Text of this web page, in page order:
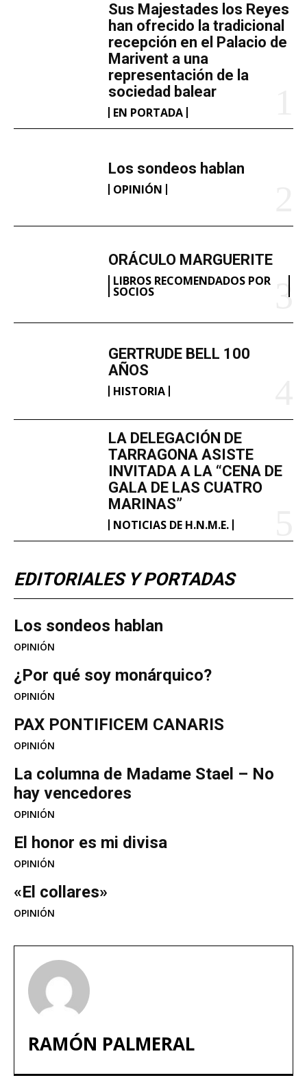
​Sus Majestades los Reyes
han ofrecido la tradicional
recepción en el Palacio de
Marivent​ a una
representación de la
sociedad balear
EN PORTADA
Los sondeos hablan
OPINIÓN
ORÁCULO MARGUERITE
LIBROS RECOMENDADOS POR
SOCIOS
GERTRUDE BELL 100
AÑOS
HISTORIA
LA DELEGACIÓN DE
TARRAGONA ASISTE
INVITADA A LA “CENA DE
GALA DE LAS CUATRO
MARINAS”
NOTICIAS DE H.N.M.E.
EDITORIALES Y PORTADAS
Los sondeos hablan
OPINIÓN
¿Por qué soy monárquico?
OPINIÓN
PAX PONTIFICEM CANARIS
OPINIÓN
La columna de Madame Stael – No
hay vencedores
OPINIÓN
El honor es mi divisa
OPINIÓN
«El collares»
OPINIÓN
RAMÓN PALMERAL